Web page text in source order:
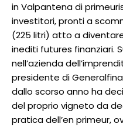
in Valpantena di
investitori, pronti a
(225 litri) atto a
inediti futures finanziari.
nell’azienda
presidente di
dallo scorso anno ha
del proprio vigneto da
pratica dell’en primeur,